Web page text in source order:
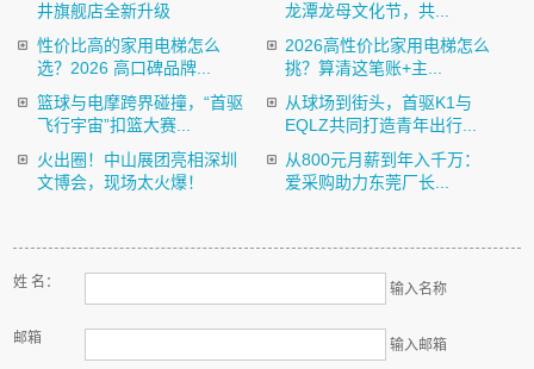
井旗舰店全新升级
龙潭龙母文化节，共...
性价比高的家用电梯怎么
选？2026 高口碑品牌...
2026高性价比家用电梯怎么
挑？算清这笔账+主...
篮球与电摩跨界碰撞，“首驱
飞行宇宙”扣篮大赛...
从球场到街头，首驱K1与
EQLZ共同打造青年出行...
火出圈！中山展团亮相深圳
文博会，现场太火爆！
从800元月薪到年入千万：
爱采购助力东莞厂长...
姓 名： 输入名称
邮箱 输入邮箱